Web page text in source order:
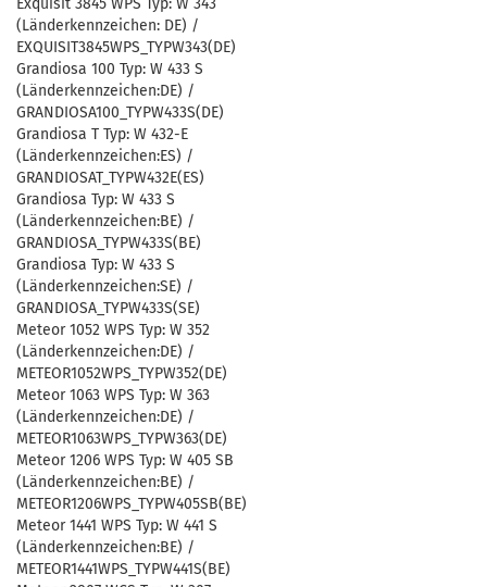
Exquisit 3845 WPS Typ: W 343
(Länderkennzeichen: DE) /
EXQUISIT3845WPS_TYPW343(DE)
Grandiosa 100 Typ: W 433 S
(Länderkennzeichen:DE) /
GRANDIOSA100_TYPW433S(DE)
Grandiosa T Typ: W 432-E
(Länderkennzeichen:ES) /
GRANDIOSAT_TYPW432E(ES)
Grandiosa Typ: W 433 S
(Länderkennzeichen:BE) /
GRANDIOSA_TYPW433S(BE)
Grandiosa Typ: W 433 S
(Länderkennzeichen:SE) /
GRANDIOSA_TYPW433S(SE)
Meteor 1052 WPS Typ: W 352
(Länderkennzeichen:DE) /
METEOR1052WPS_TYPW352(DE)
Meteor 1063 WPS Typ: W 363
(Länderkennzeichen:DE) /
METEOR1063WPS_TYPW363(DE)
Meteor 1206 WPS Typ: W 405 SB
(Länderkennzeichen:BE) /
METEOR1206WPS_TYPW405SB(BE)
Meteor 1441 WPS Typ: W 441 S
(Länderkennzeichen:BE) /
METEOR1441WPS_TYPW441S(BE)